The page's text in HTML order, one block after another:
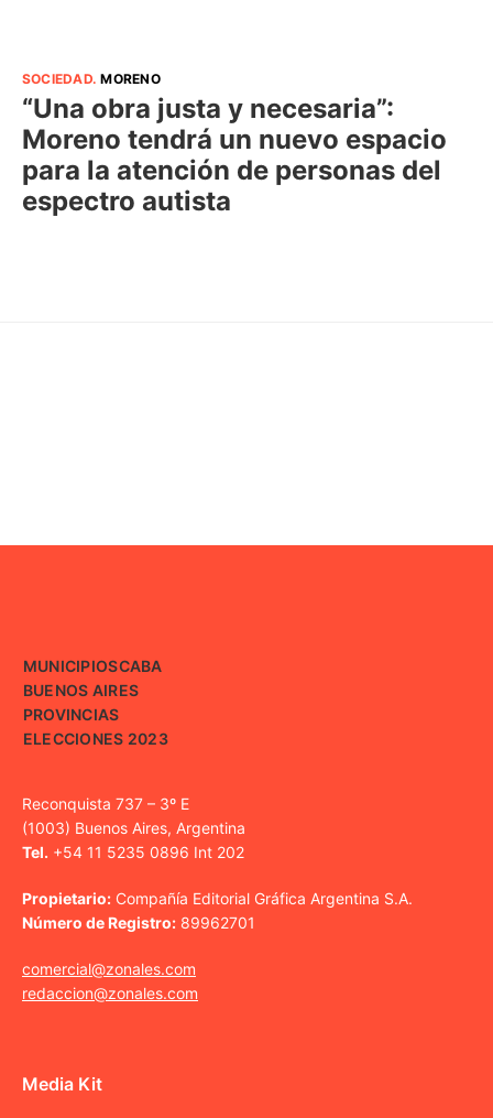
SOCIEDAD.MORENO
“Una obra justa y necesaria”:
Moreno tendrá un nuevo espacio
para la atención de personas del
espectro autista
MUNICIPIOSCABA
BUENOS AIRES
PROVINCIAS
ELECCIONES 2023
Reconquista 737 – 3º E
(1003) Buenos Aires, Argentina
Tel. +54 11 5235 0896 Int 202
Propietario: Compañía Editorial Gráfica Argentina S.A.
Número de Registro: 89962701
comercial@zonales.com
redaccion@zonales.com
Media Kit